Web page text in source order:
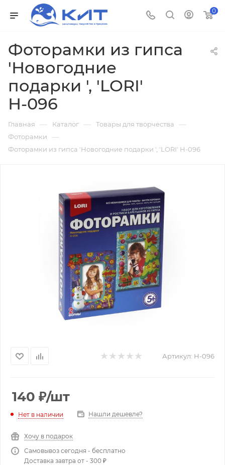
0
Фоторамки из гипса
'Новогодние
подарки ', 'LORI'
Н-096
Главная — Каталог — Товары для творчества —
Фоторамки —
Фоторамки из гипса 'Новогодние подарки ', 'LORI' Н-096
Артикул: Н-096
140 ₽/шт
Нет в наличии Нашли дешевле?
Хочу в подарок
Самовывоз сегодня - бесплатно
Доставка завтра от - 300 ₽